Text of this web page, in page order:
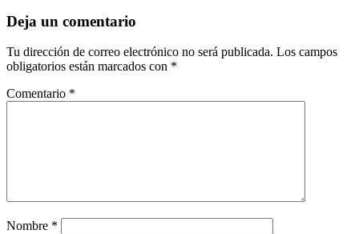
Deja un comentario
Tu dirección de correo electrónico no será publicada. Los campos
obligatorios están marcados con *
Comentario *
Nombre *